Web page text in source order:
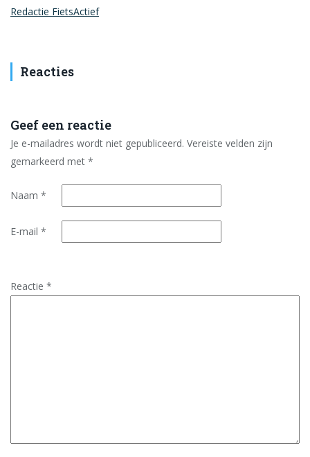
Redactie FietsActief
Reacties
Geef een reactie
Je e-mailadres wordt niet gepubliceerd. Vereiste velden zijn
gemarkeerd met *
Naam *
E-mail *
Reactie *